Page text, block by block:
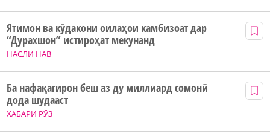
НАСЛИ НАВ
Ятимон ва кӯдакони оилаҳои камбизоат дар
“Дурахшон” истироҳат мекунанд
ХАБАРИ РӮЗ
Ба нафақагирон беш аз ду миллиард сомонӣ
дода шудааст